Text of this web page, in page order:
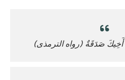
صَدَقَةٌ (رواه الترمذى